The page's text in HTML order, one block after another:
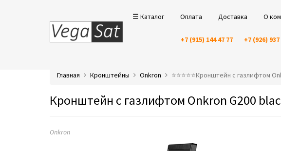
☰ Каталог Оплата Доставка О
+7 (915) 144 47 77 +7 (926) 937
Главная Кронштейны Onkron ⭐️⭐️⭐️⭐️⭐️Кронштейн с газлифтом
Кронштейн с газлифтом Onkron G200
Onkron